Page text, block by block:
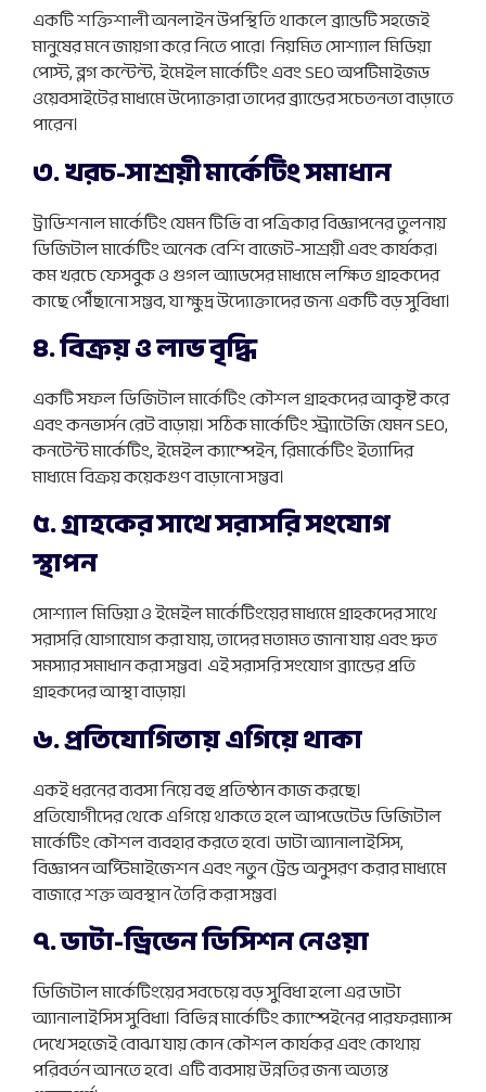
একটি শক্তিশালী অনলাইন উপস্থিতি থাকলে ব্র্যান্ডটি সহজেই
মানুষের মনে জায়গা করে নিতে পারে। নিয়মিত সোশ্যাল মিডিয়া
পোস্ট, ব্লগ কন্টেন্ট, ইমেইল মার্কেটিং এবং SEO অপটিমাইজড
ওয়েবসাইটের মাধ্যমে উদ্যোক্তারা তাদের ব্র্যান্ডের সচেতনতা বাড়াতে
পারেন।
৩. খরচ-সাশ্রয়ী মার্কেটিং সমাধান
ট্রাডিশনাল মার্কেটিং যেমন টিভি বা পত্রিকার বিজ্ঞাপনের তুলনায়
ডিজিটাল মার্কেটিং অনেক বেশি বাজেট-সাশ্রয়ী এবং কার্যকর।
কম খরচে ফেসবুক ও গুগল অ্যাডসের মাধ্যমে লক্ষিত গ্রাহকদের
কাছে পৌঁছানো সম্ভব, যা ক্ষুদ্র উদ্যোক্তাদের জন্য একটি বড় সুবিধা।
৪. বিক্রয় ও লাভ বৃদ্ধি
একটি সফল ডিজিটাল মার্কেটিং কৌশল গ্রাহকদের আকৃষ্ট করে
এবং কনভার্সন রেট বাড়ায়। সঠিক মার্কেটিং স্ট্র্যাটেজি যেমন SEO,
কনটেন্ট মার্কেটিং, ইমেইল ক্যাম্পেইন, রিমার্কেটিং ইত্যাদির
মাধ্যমে বিক্রয় কয়েকগুণ বাড়ানো সম্ভব।
৫. গ্রাহকের সাথে সরাসরি সংযোগ
স্থাপন
সোশ্যাল মিডিয়া ও ইমেইল মার্কেটিংয়ের মাধ্যমে গ্রাহকদের সাথে
সরাসরি যোগাযোগ করা যায়, তাদের মতামত জানা যায় এবং দ্রুত
সমস্যার সমাধান করা সম্ভব। এই সরাসরি সংযোগ ব্র্যান্ডের প্রতি
গ্রাহকদের আস্থা বাড়ায়।
৬. প্রতিযোগিতায় এগিয়ে থাকা
একই ধরনের ব্যবসা নিয়ে বহু প্রতিষ্ঠান কাজ করছে।
প্রতিযোগীদের থেকে এগিয়ে থাকতে হলে আপডেটেড ডিজিটাল
মার্কেটিং কৌশল ব্যবহার করতে হবে। ডাটা অ্যানালাইসিস,
বিজ্ঞাপন অপ্টিমাইজেশন এবং নতুন ট্রেন্ড অনুসরণ করার মাধ্যমে
বাজারে শক্ত অবস্থান তৈরি করা সম্ভব।
৭. ডাটা-ড্রিভেন ডিসিশন নেওয়া
ডিজিটাল মার্কেটিংয়ের সবচেয়ে বড় সুবিধা হলো এর ডাটা
অ্যানালাইসিস সুবিধা। বিভিন্ন মার্কেটিং ক্যাম্পেইনের পারফরম্যান্স
দেখে সহজেই বোঝা যায় কোন কৌশল কার্যকর এবং কোথায়
পরিবর্তন আনতে হবে। এটি ব্যবসায় উন্নতির জন্য অত্যন্ত